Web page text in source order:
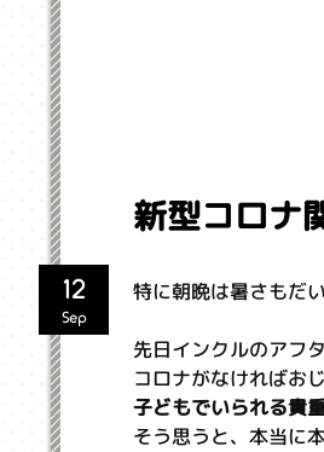
新型コロナ
12
Sep
特に朝晩は暑さもだ
先日インクルのアフ
コロナがなければお
子どもでいられる貴
そう思うと、本当に